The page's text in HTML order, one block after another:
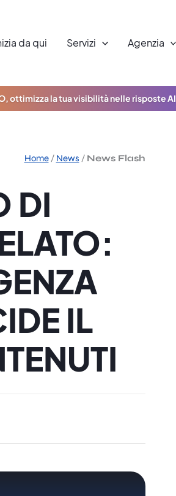
da qui Servizi Agenzia
ottimizza la tua visibilità nelle risposte AI
Home/ News / News Flash
DI
IL